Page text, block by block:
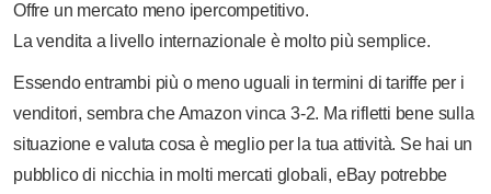
Offre un mercato meno ipercompetitivo.
La vendita a livello internazionale è molto più semplice.
Essendo entrambi più o meno uguali in termini di tariffe per i
venditori, sembra che Amazon vinca 3-2. Ma rifletti bene sulla
situazione e valuta cosa è meglio per la tua attività. Se hai un
pubblico di nicchia in molti mercati globali, eBay potrebbe